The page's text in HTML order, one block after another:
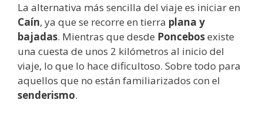
La alternativa más sencilla del viaje es iniciar en
Caín, ya que se recorre en tierra plana y
bajadas. Mientras que desde Poncebosexiste
una cuesta de unos 2 kilómetros al inicio del
viaje, lo que lo hace dificultoso. Sobre todo para
aquellos que no están familiarizados con el
senderismo.